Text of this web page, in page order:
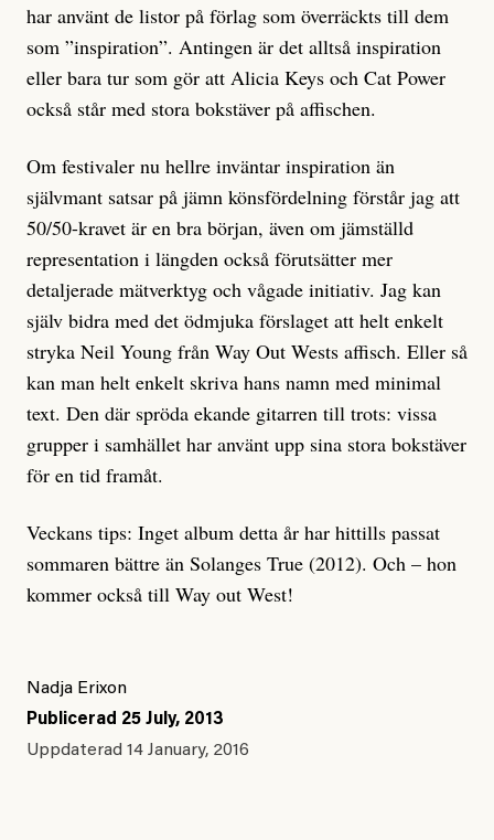
har använt de listor på förlag som överräckts till dem
som ”inspiration”. Antingen är det alltså inspiration
eller bara tur som gör att Alicia Keys och Cat Power
också står med stora bokstäver på affischen.
Om festivaler nu hellre inväntar inspiration än
självmant satsar på jämn könsfördelning förstår jag att
50/50-kravet är en bra början, även om jämställd
representation i längden också förutsätter mer
detaljerade mätverktyg och vågade initiativ. Jag kan
själv bidra med det ödmjuka förslaget att helt enkelt
stryka Neil Young från Way Out Wests affisch. Eller så
kan man helt enkelt skriva hans namn med minimal
text. Den där spröda ekande gitarren till trots: vissa
grupper i samhället har använt upp sina stora bokstäver
för en tid framåt.
Veckans tips: Inget album detta år har hittills passat
sommaren bättre än Solanges True (2012). Och – hon
kommer också till Way out West!
Nadja Erixon
Publicerad 25 July, 2013
Uppdaterad 14 January, 2016